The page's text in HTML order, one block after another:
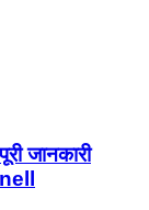
जानकारी